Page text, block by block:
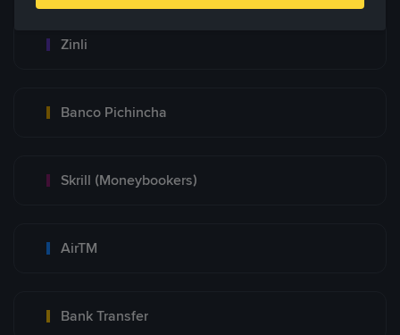
Zinli
Banco Pichincha
Skrill (Moneybookers)
AirTM
Bank Transfer